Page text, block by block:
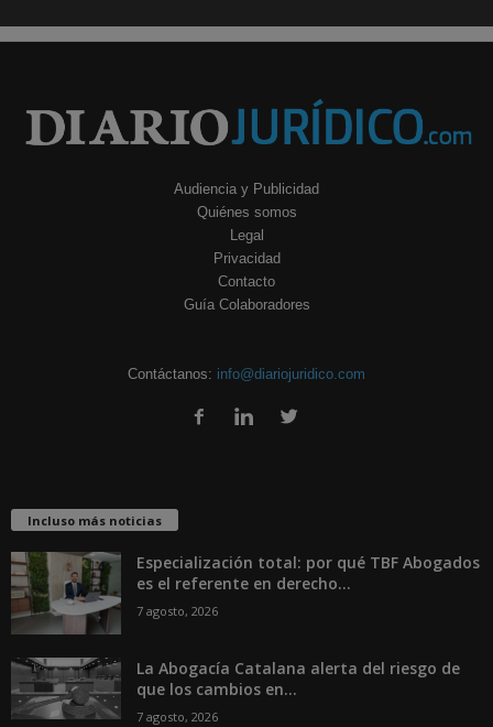
Audiencia y Publicidad
Quiénes somos
Legal
Privacidad
Contacto
Guía Colaboradores
Contáctanos: info@diariojuridico.com
Incluso más noticias
Especialización total: por qué TBF Abogados
es el referente en derecho...
7 agosto, 2026
La Abogacía Catalana alerta del riesgo de
que los cambios en...
7 agosto, 2026